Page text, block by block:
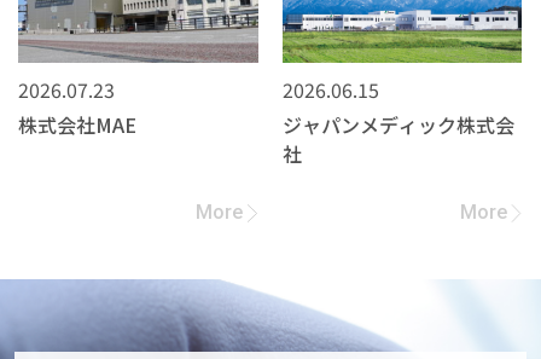
2026.07.23
株式会社MAE
More
2026.06.15
ジャパンメディック株式会
社
More